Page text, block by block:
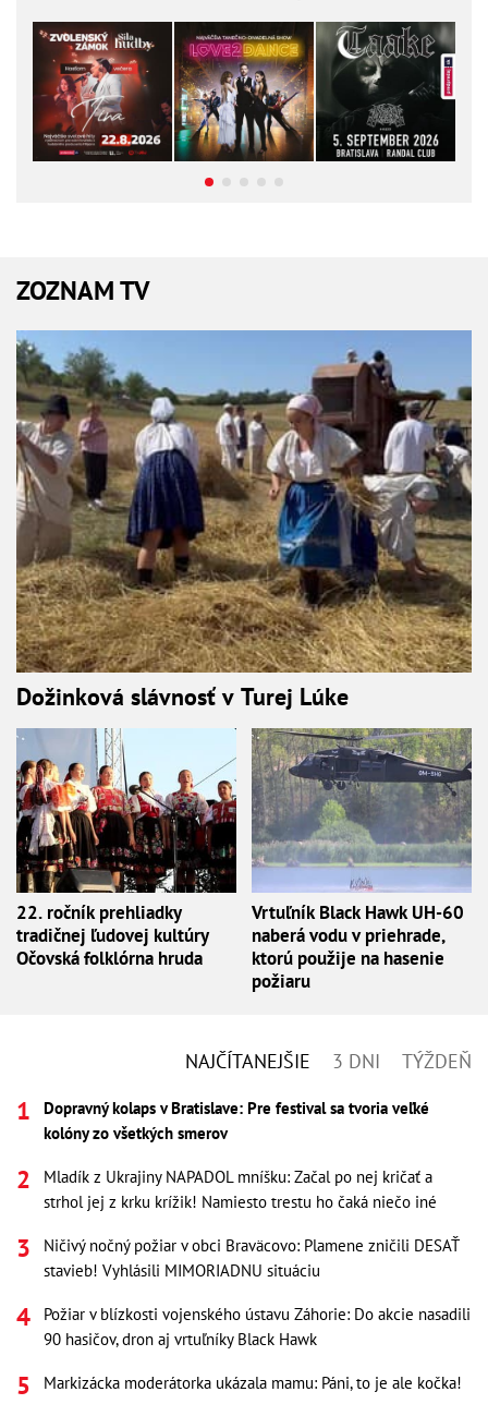
ZOZNAM TV
Dožinková slávnosť v Turej Lúke
22. ročník prehliadky
tradičnej ľudovej kultúry
Očovská folklórna hruda
Vrtuľník Black Hawk UH-60
naberá vodu v priehrade,
ktorú použije na hasenie
požiaru
NAJČÍTANEJŠIE 3 DNI TÝŽDEŇ
Dopravný kolaps v Bratislave: Pre festival sa tvoria veľké
kolóny zo všetkých smerov
Mladík z Ukrajiny NAPADOL mníšku: Začal po nej kričať a
strhol jej z krku krížik! Namiesto trestu ho čaká niečo iné
Ničivý nočný požiar v obci Braväcovo: Plamene zničili DESAŤ
stavieb! Vyhlásili MIMORIADNU situáciu
Požiar v blízkosti vojenského ústavu Záhorie: Do akcie nasadili
90 hasičov, dron aj vrtuľníky Black Hawk
Markizácka moderátorka ukázala mamu: Páni, to je ale kočka!